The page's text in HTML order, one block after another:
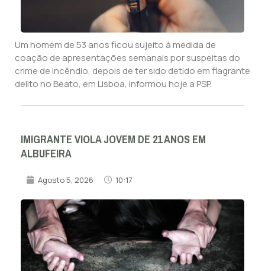
Um homem de 53 anos ficou sujeito à medida de
coação de apresentações semanais por suspeitas do
crime de incêndio, depois de ter sido detido em flagrante
delito no Beato, em Lisboa, informou hoje a PSP.
IMIGRANTE VIOLA JOVEM DE 21 ANOS EM
ALBUFEIRA
Agosto 5, 2026 10:17